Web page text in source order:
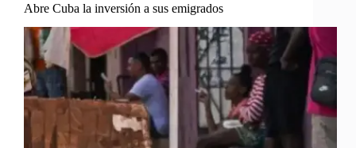
Abre Cuba la inversión a sus emigrados